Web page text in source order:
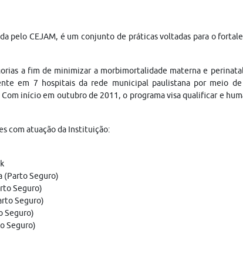
pelo CEJAM, é um conjunto de práticas voltadas para o
a fim de minimizar a morbimortalidade materna e
em 7 hospitais da rede municipal paulistana por meio
início em outubro de 2011, o programa visa qualificar e
com atuação da Instituição:
(Parto Seguro)
Seguro)
Seguro)
Seguro)
Seguro)